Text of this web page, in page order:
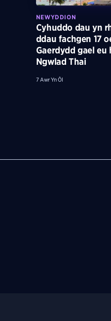
NEWYDDION
Cyhuddo dau yn
ddau fachgen 17
Gaerdydd gael eu
Ngwlad Thai
7 Awr Yn Ôl